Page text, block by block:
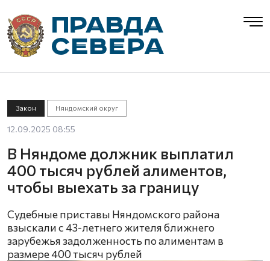
Закон Няндомский округ
12.09.2025 08:55
В Няндоме должник выплатил
400 тысяч рублей алиментов,
чтобы выехать за границу
Судебные приставы Няндомского района
взыскали с 43-летнего жителя ближнего
зарубежья задолженность по алиментам в
размере 400 тысяч рублей